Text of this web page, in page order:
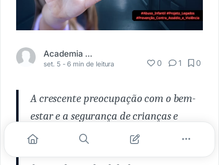
Academia Médica
set. 5 -6 min de leitura 0 1 0
A crescente preocupação com o bem-
estar e a segurança de crianças e
adolescentes nos ambientes de saúde